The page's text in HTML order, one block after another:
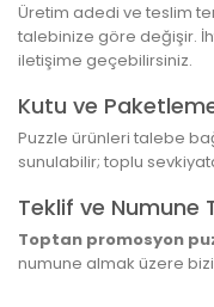
Üretim adedi ve teslim
talebinize göre değişir.
iletişime geçebilirsiniz.
Kutu ve
Puzzle ürünleri talebe
sunulabilir; toplu
Teklif ve Numune
Toptan promosyon
numune almak üzere